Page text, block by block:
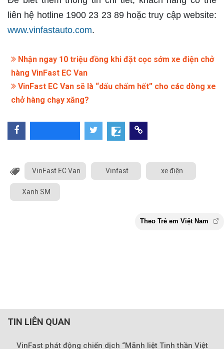
liên hệ hotline 1900 23 23 89 hoặc truy cập website:
www.vinfastauto.com.
Nhận ngay 10 triệu đồng khi đặt cọc sớm xe điện chở
hàng VinFast EC Van
VinFast EC Van sẽ là “dấu chấm hết” cho các dòng xe
chở hàng chạy xăng?
VinFast EC Van Vinfast xe điện
Xanh SM
TIN LIÊN QUAN
VinFast phát động chiến dịch “Mãnh liệt Tinh thần Việt